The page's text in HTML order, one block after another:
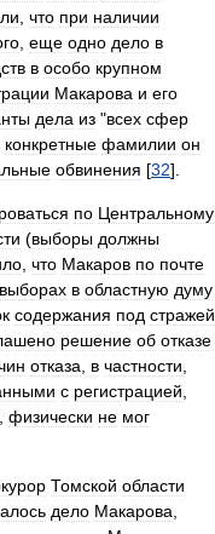
что при наличии
еще одно дело в
в особо крупном
Макарова и его
дела из "всех сфер
конкретные фамилии он
обвинения [32].
по Центральному
(выборы должны
что Макаров по почте
выборах в областную думу
содержания под стражей
решение об отказе
отказа в частности
с регистрацией
физически не мог
Томской области
дело Макарова